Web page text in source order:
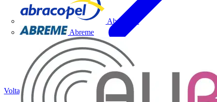
Abracopel
Abreme
Voltar para Academia